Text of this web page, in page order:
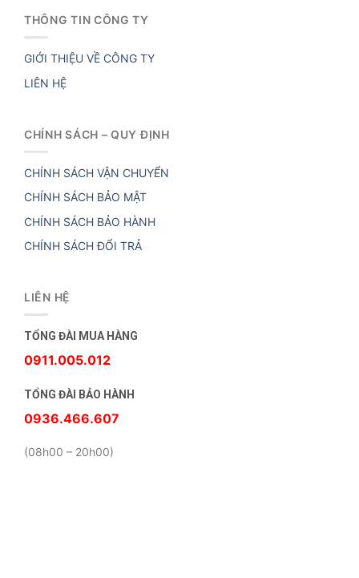
THÔNG TIN CÔNG TY
GIỚI THIỆU VỀ CÔNG TY
LIÊN HỆ
CHÍNH SÁCH – QUY ĐỊNH
CHÍNH SÁCH VẬN CHUYỂN
CHÍNH SÁCH BẢO MẬT
CHÍNH SÁCH BẢO HÀNH
CHÍNH SÁCH ĐỔI TRẢ
LIÊN HỆ
TỔNG ĐÀI MUA HÀNG
0911.005.012
TỔNG ĐÀI BẢO HÀNH
0936.466.607
(08h00 – 20h00)